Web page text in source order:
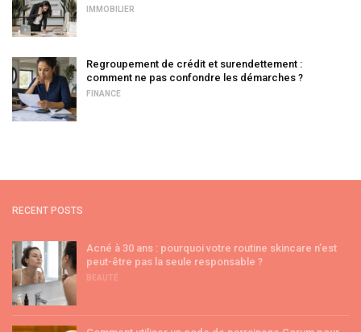
IMMOBILIER
Regroupement de crédit et surendettement :
comment ne pas confondre les démarches ?
FINANCE
RECENT POSTS
Acné à 30 ans : pourquoi votre routine skincare n’est
peut-être pas la seule responsable ?
BEAUTÉ